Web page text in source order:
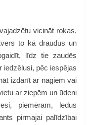
vicināt rokas,
to kā draudus un
līdz tie zaudēs
iedzēlusi, pēc iespējas
izdarīt ar nagiem vai
ar ziepēm un ūdeni
piemēram, ledus
pirmajai palīdzībai